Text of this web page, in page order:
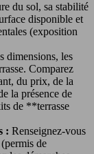
du sol, sa stabilité
disponible et
(exposition
dimensions, les
Comparez
du prix, de la
la présence de
de **terrasse
: Renseignez-vous
de